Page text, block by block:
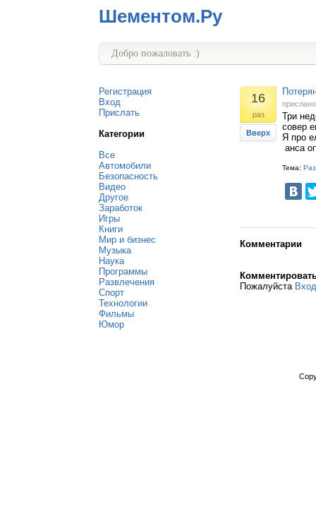
Шементом.Ру
Добро пожаловать :)
Регистрация
Вход
Прислать
Категории
Все
Автомобили
Безопасность
Видео
Другое
Заработок
Игры
Книги
Мир и бизнес
Музыка
Наука
Программы
Развлечения
Спорт
Технологии
Фильмы
Юмор
16
раз
Вверх
Три
совер
Я про
анса
Тема:
Комментарии
Пожалуйста Вход